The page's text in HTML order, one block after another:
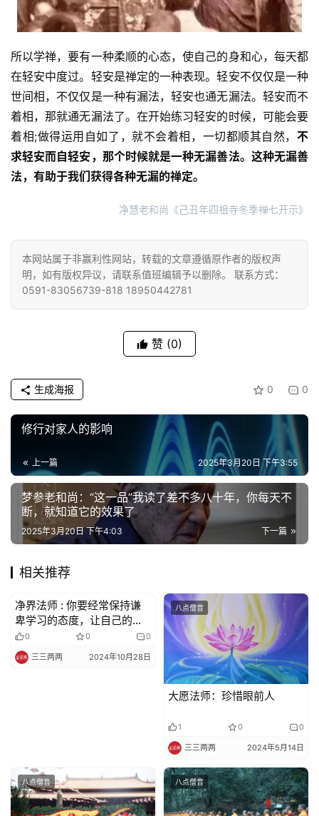
所以学禅，要有一种柔顺的心态，使自己的身和心，每天都
在轻安中度过。轻安是禅定的一种表现。轻安不仅仅是一种
世间相，不仅仅是一种有漏法，轻安也通无漏法。轻安而不
着相，那就通无漏法了。在开始练习轻安的时候，可能会要
着相;做得运用自如了，就不会着相，一切都顺其自然， 不
求轻安而自轻安，那个时候就是一种无漏善法。这种无漏善
法，有助于我们获得各种无漏的禅定。
净慧老和尚《己丑年四祖寺冬季禅七开示》
本网站属于非赢利性网站，转载的文章遵循原作者的版权声
明，如有版权异议，请联系值班编辑予以删除。 联系方式：
0591-83056739-818 18950442781
赞 (0)
0 0
生成海报
修行对家人的影响
上一篇 2025年3月20日 下午3:55
梦参老和尚：“这一品”我读了差不多八十年，你每天不
断，就知道它的效果了
下一篇
2025年3月20日 下午4:03
相关推荐
八点僧音
净界法师 : 你要经常保持谦
卑学习的态度，让自己的姿
势站低一点，对你有不断的
受益。
0 0 0
三三两两 2024年10月28日
八点僧音
大愿法师：珍惜眼前人
1 0 0
三三两两 2024年5月14日
八点僧音 八点僧音